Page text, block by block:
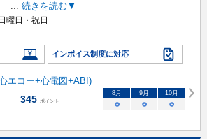
... 続きを読む▼
曜日・祝日
インボイス制度に対応
エコー+心電図+ABI)
345 ポイント
8月 9月 10月
○ ○ ○